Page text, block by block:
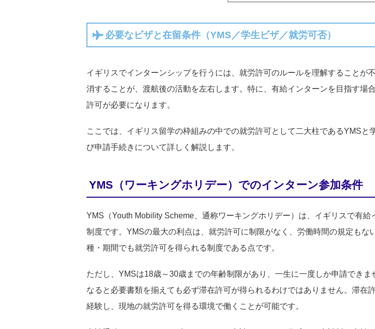
必要なビザと在留条件（YMS／学生ビザ／就労可否）
イギリスでインターンシップを行うには、就労許可のルールを理解することが
消することが、渡航後の活動を左右します。特に、有給インターンを目指す場
許可が必要になります。
ここでは、イギリス留学の枠組みの中での就労許可として二大柱であるYMS
び申請手続きについて詳しく解説します。
YMS（ワーキングホリデー）でのインターン参加条件
YMS（Youth Mobility Scheme、通称ワーキングホリデー）は、イギリスで有
制度です。YMSの最大の利点は、就労許可に制限がなく、労働時間の規定も
種・期間でも就労許可を得られる制度である点です。
ただし、YMSは18歳～30歳までの年齢制限があり、一生に一度しか申請でき
なると必要書類を揃えても必ず滞在許可が得られるわけではありません。滞在
経験し、現地の就労許可を得る環境で働くことが可能です。